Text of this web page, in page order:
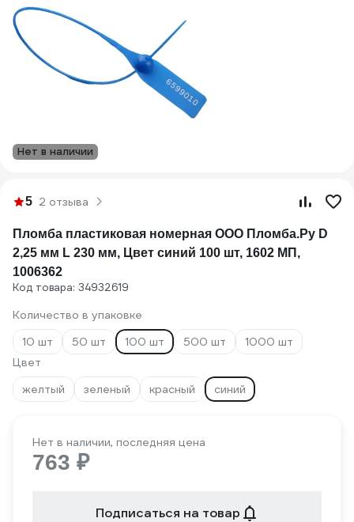
Нет в наличии
5 2 отзыва
Пломба пластиковая номерная ООО Пломба.Ру D
2,25 мм L 230 мм, Цвет синий 100 шт, 1602 МП,
1006362
Код товара: 34932619
Количество в упаковке
10 шт
50 шт 100 шт 500 шт
1000 шт
Цвет
желтый
зеленый красный синий
Нет в наличии, последняя цена
763 ₽
Подписаться на товар